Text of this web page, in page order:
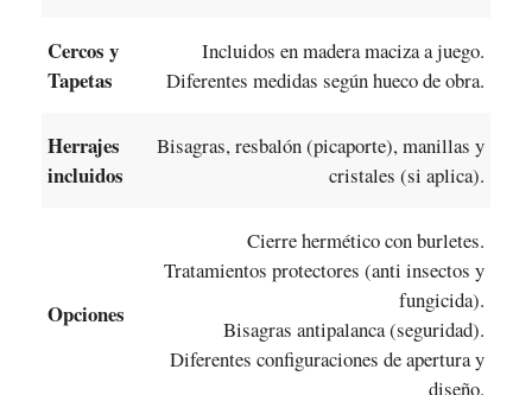
Cercos y
Tapetas
Incluidos en madera maciza a juego.
Diferentes medidas según hueco de obra.
Herrajes
incluidos
Bisagras, resbalón (picaporte), manillas y
cristales (si aplica).
Opciones
Cierre hermético con burletes.
Tratamientos protectores (anti insectos y
fungicida).
Bisagras antipalanca (seguridad).
Diferentes configuraciones de apertura y
diseño.